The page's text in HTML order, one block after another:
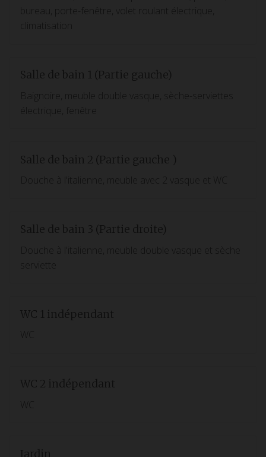
bureau, porte-fenêtre, volet roulant électrique,
climatisation
Salle de bain 1 (Partie gauche)
Baignoire, meuble double vasque, sèche-serviettes
électrique, fenêtre
Salle de bain 2 (Partie gauche )
Douche à l'italienne, meuble avec 2 vasque et WC
Salle de bain 3 (Partie droite)
Douche à l'italienne, meuble double vasque et sèche
serviette
WC 1 indépendant
WC 2 indépendant
Jardin